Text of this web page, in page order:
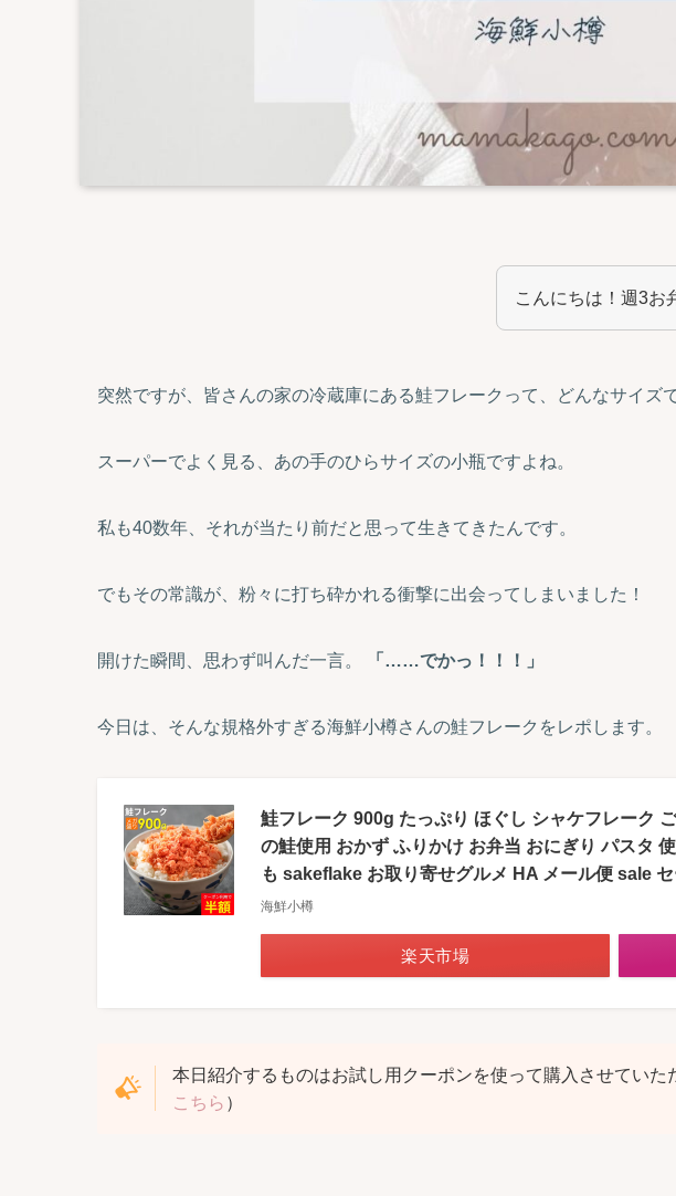
こんにちは！週3お
突然ですが、皆さんの家の冷蔵庫にある鮭フレークって、どんなサイズ
スーパーでよく見る、あの手のひらサイズの小瓶ですよね。
私も40数年、それが当たり前だと思って生きてきたんです。
でもその常識が、粉々に打ち砕かれる衝撃に出会ってしまいました！
開けた瞬間、思わず叫んだ一言。 「……でかっ！！！」
今日は、そんな規格外すぎる海鮮小樽さんの鮭フレークをレポします。
鮭フレーク 900g たっぷり ほぐし シャケフレーク
の鮭使用 おかず ふりかけ お弁当 おにぎり パスタ
も sakeflake お取り寄せグルメ HA メール便 sale
海鮮小樽
楽天市場
本日紹介するものはお試し用クーポンを使って購入させてい
こちら ）